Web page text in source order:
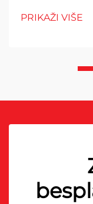
PRIKAŽI VIŠE